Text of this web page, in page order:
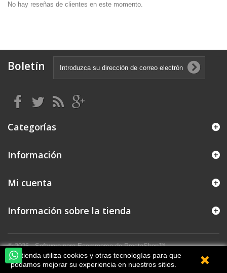
No hay reseñas de clientes en este momento.
Boletín
Categorías
Información
© 2026 - Software para Ecommerce de PrestaShop™
Mi cuenta
Información sobre la tienda
Esta tienda utiliza cookies y otras tecnologías para que
podamos mejorar su experiencia en nuestros sitios.